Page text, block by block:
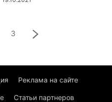
3
Реклама на сайте
Статьи партнеров